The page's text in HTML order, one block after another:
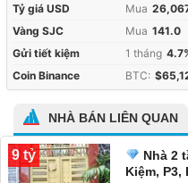
Tỷ giá USD Mua
Vàng SJC
Mua 141.0
Gửi tiết kiệm
1 tháng
Coin Binance
BTC:
NHÀ BÁN LIÊN QUAN
9 tỷ
Nhà 2
Kiệm, P3,